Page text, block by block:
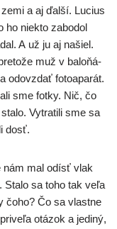
a aj ďal­ší. Lucius
ho nie­kto zabo­dol
A už ju aj našiel.
muž v balo­ňá­
odo­vzdať foto­apa­rát.
sme fot­ky. Nič, čo
Vytratili sme sa
dosť.
nám mal odísť vlak
sa toho tak veľa
čoho? Čo sa vlast­ne
otá­zok a jedi­ný,